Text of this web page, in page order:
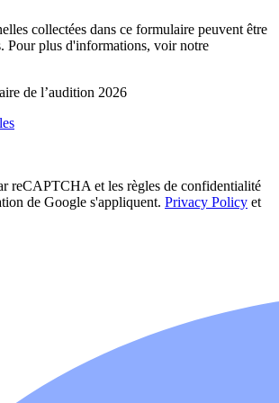
collectées dans ce formulaire peuvent être
Pour plus d'informations, voir notre
de l’audition 2026
reCAPTCHA et les règles de confidentialité
de Google s'appliquent. Privacy Policy et